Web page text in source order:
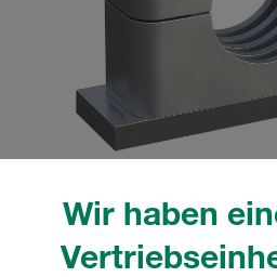
Wir haben
Bitte beachten Sie: Das Bild dient nur zur
Mehr anzeigen